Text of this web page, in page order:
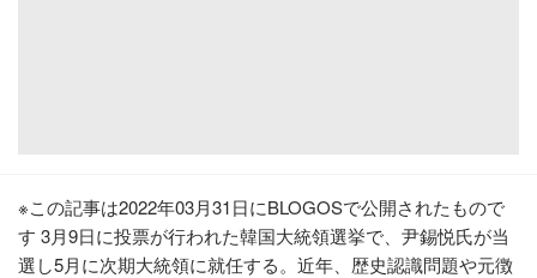
※この記事は2022年03月31日にBLOGOSで公開されたもので
す 3月9日に投票が行われた韓国大統領選挙で、尹錫悦氏が当
選し5月に次期大統領に就任する。近年、歴史認識問題や元徴